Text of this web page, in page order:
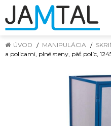
ÚVOD MANIPULÁCIA
a policami, plné steny, päť políc,